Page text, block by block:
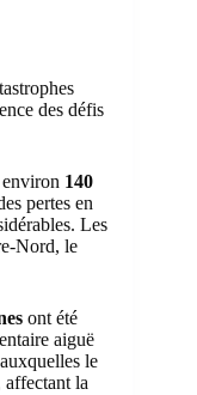
des défis
140
pertes en
Les
Nord, le
ont été
aiguë
le
la